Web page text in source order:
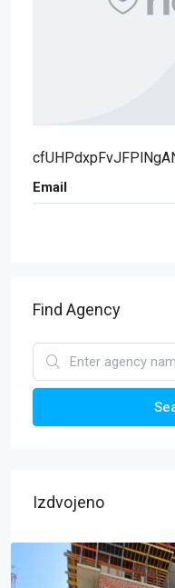
Email
Find Agency
Izdvojeno